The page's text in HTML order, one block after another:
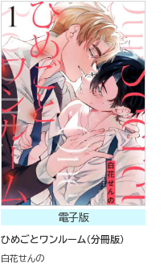
電子版
ひめごとワンルーム（分冊版）
白花せんの